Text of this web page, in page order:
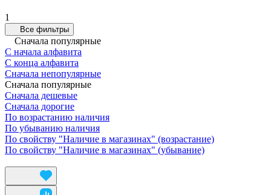
1
Все фильтры
Сначала популярные
С начала алфавита
С конца алфавита
Сначала непопулярные
Сначала популярные
Сначала дешевые
Сначала дорогие
По возрастанию наличия
По убыванию наличия
По свойству "Наличие в магазинах" (возрастание)
По свойству "Наличие в магазинах" (убывание)